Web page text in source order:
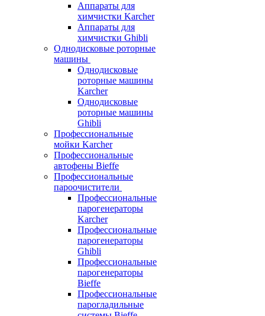
Аппараты для
химчистки Karcher
Аппараты для
химчистки Ghibli
Однодисковые роторные
машины
Однодисковые
роторные машины
Karcher
Однодисковые
роторные машины
Ghibli
Профессиональные
мойки Karcher
Профессиональные
автофены Bieffe
Профессиональные
пароочистители
Профессиональные
парогенераторы
Karcher
Профессиональные
парогенераторы
Ghibli
Профессиональные
парогенераторы
Bieffe
Профессиональные
парогладильные